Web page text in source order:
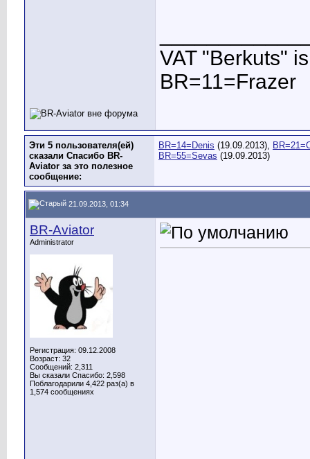
VAT "Berkuts"
BR=11=Frazer
Эти 5 пользователя(ей)
сказали Спасибо BR-
Aviator за это полезное
сообщение:
BR=14=Denis (19.09.2013),
BR=55=Sevas (19.09.2013)
21.09.2013, 01:34
BR-Aviator
Administrator
Регистрация: 09.12.2008
Возраст: 32
Сообщений: 2,311
Вы сказали Спасибо: 2,598
Поблагодарили 4,422 раз(а) в
1,574 сообщениях